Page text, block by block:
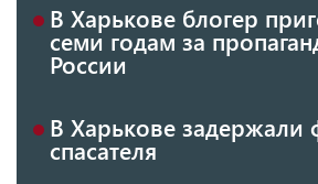
В Харькове блогер
семи годам за
России
В Харькове задержали
спасателя